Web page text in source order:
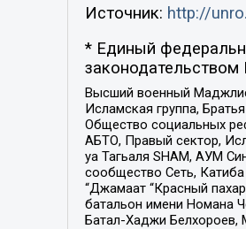
Источник: http://
* Единый
Высший военный
Исламская группа,
Общество социальных
АБТО, Правый сектор,
уа Тагьаля SHAM, АУМ
сообщество Сеть,
“Джамаат “Красный
батальон имени Номана
Батал-Хаджи Белхороев,